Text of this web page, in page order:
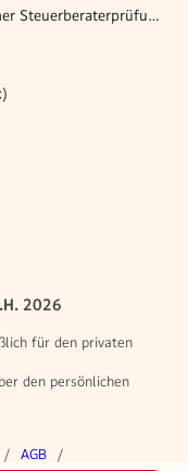
Steuerberater (m/w/d) mit abgeschlossener Steuerberaterprüfung / Einstieg in Kanzleipartnerschaft
2026
für den privaten
den persönlichen
AGB